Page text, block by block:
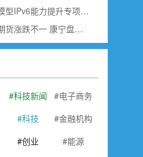
我国启动人工智能大模型IPv6能力提升专项行动
美股盘前：三大股指期货涨跌不一 康宁盘前跌超18% SK海力士即将公布财报
科技新闻
电子商务
科技
金融机构
创业
能源